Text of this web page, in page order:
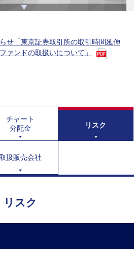
せ「東京証券取引所の取引時間延伸
ァンドの取扱いについて」
チャート
分配金
リスク
扱販売会社
リスク